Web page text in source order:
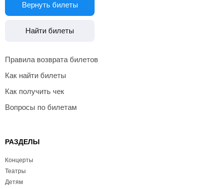
Вернуть билеты
Найти билеты
Правила возврата билетов
Как найти билеты
Как получить чек
Вопросы по билетам
РАЗДЕЛЫ
Концерты
Театры
Детям